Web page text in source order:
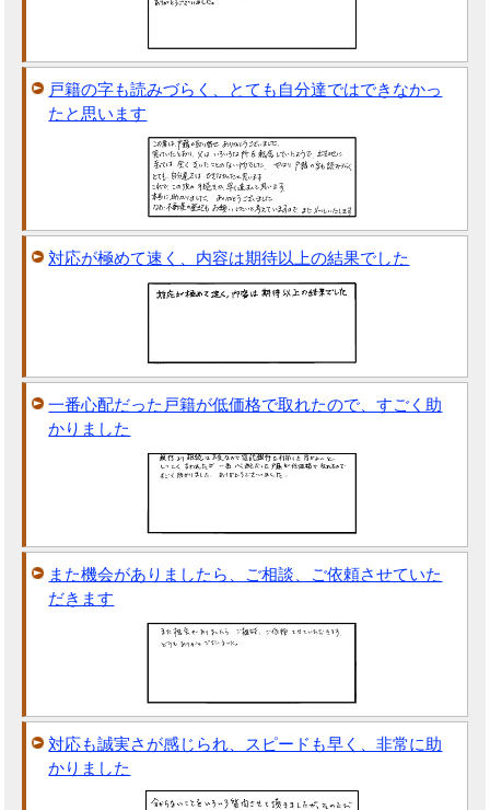
戸籍の字も読みづらく、とても自分達ではできなかっ
たと思います
対応が極めて速く、内容は期待以上の結果でした
一番心配だった戸籍が低価格で取れたので、すごく助
かりました
また機会がありましたら、ご相談、ご依頼させていた
だきます
対応も誠実さが感じられ、スピードも早く、非常に助
かりました